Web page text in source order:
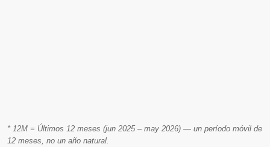
* 12M = Últimos 12 meses (jun 2025 – may 2026) — un período móvil de
12 meses, no un año natural.